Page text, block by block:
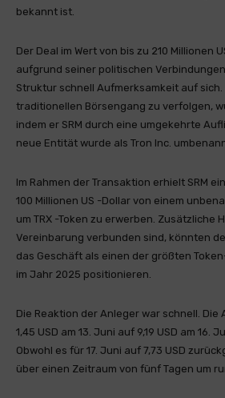
bekannt ist.
Der Deal im Wert von bis zu 210 Millionen
aufgrund seiner politischen
Struktur schnell Aufmerksamkeit auf
traditionellen Börsengang zu verfolgen,
indem er SRM durch eine umgekehrte
neue Entität wurde als Tron Inc.
Im Rahmen der Transaktion erhielt SRM
100 Millionen US -Dollar von einem
um TRX -Token zu erwerben. Zusätzliche
Vereinbarung verbunden sind, könnten
das Geschäft als einen der größten
im Jahr 2025 positionieren.
Die Reaktion der Anleger war schnell. Die
1,45 USD am 13. Juni auf 9,19 USD am 16.
Obwohl es für 17. Juni auf 7,73 USD
über einen Zeitraum von fünf Tagen um